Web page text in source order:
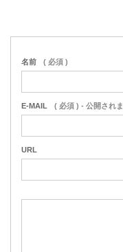
名前 ( 必須 )
E-MAIL ( 必須 ) - 公開され
URL